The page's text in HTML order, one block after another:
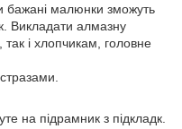
бажані малюнки зможуть
Викладати алмазну
так і хлопчикам, головне
на підрамник з підкладк.